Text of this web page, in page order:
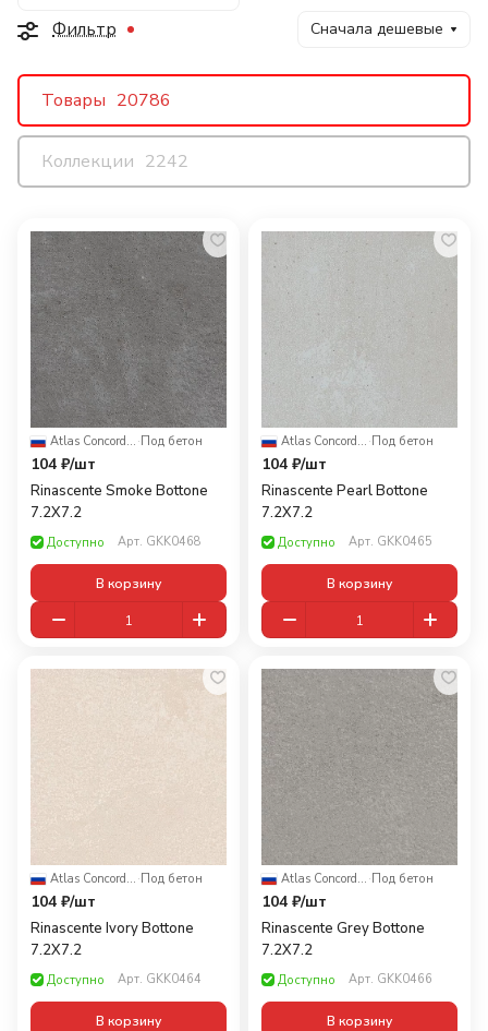
Фильтр Сначала дешевые
Товары 20786
Коллекции 2242
Atlas Concorde Russia ·Под бетон
104 ₽/шт
Rinascente Smoke Bottone
7.2X7.2
Доступно Арт. GKK0468
В корзину
Atlas Concorde Russia ·Под бетон
104 ₽/шт
Rinascente Pearl Bottone
7.2X7.2
Доступно Арт. GKK0465
В корзину
Atlas Concorde Russia ·Под бетон
104 ₽/шт
Rinascente Ivory Bottone
7.2X7.2
Доступно Арт. GKK0464
В корзину
Atlas Concorde Russia ·Под бетон
104 ₽/шт
Rinascente Grey Bottone
7.2X7.2
Доступно Арт. GKK0466
В корзину